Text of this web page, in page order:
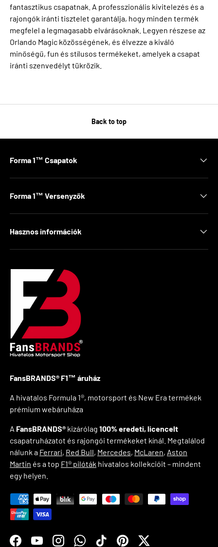
fantasztikus csapatnak. A professzionális kivitelezés és a
rajongók iránti tisztelet garantálja, hogy minden termék
megfelel a legmagasabb elvárásoknak. Legyen részese az
Orlando Magic közösségének, és élvezze a kiváló
minőségű, fun és stílusos termékeket, amelyek a csapat
iránti szenvedélyt tükrözik.
Back to top
Forma 1™ Csapatok
Forma 1™ Versenyzők
Hasznos információk
FansBRANDS® F1™ áruház
A hivatalos Formula 1®, motorsport és New Era termékek
prémium webáruháza
A FansBRANDS® kizárólag 100% eredeti, licencelt
csapatruházatot és rajongói termékeket kínál. Megtalálod
nálunk a Ferrari, Red Bull, Mercedes, McLaren, Aston
Martin és a top F1® pilóták hivatalos kollekcióit – mindent
egy helyen.
Payment methods accepted